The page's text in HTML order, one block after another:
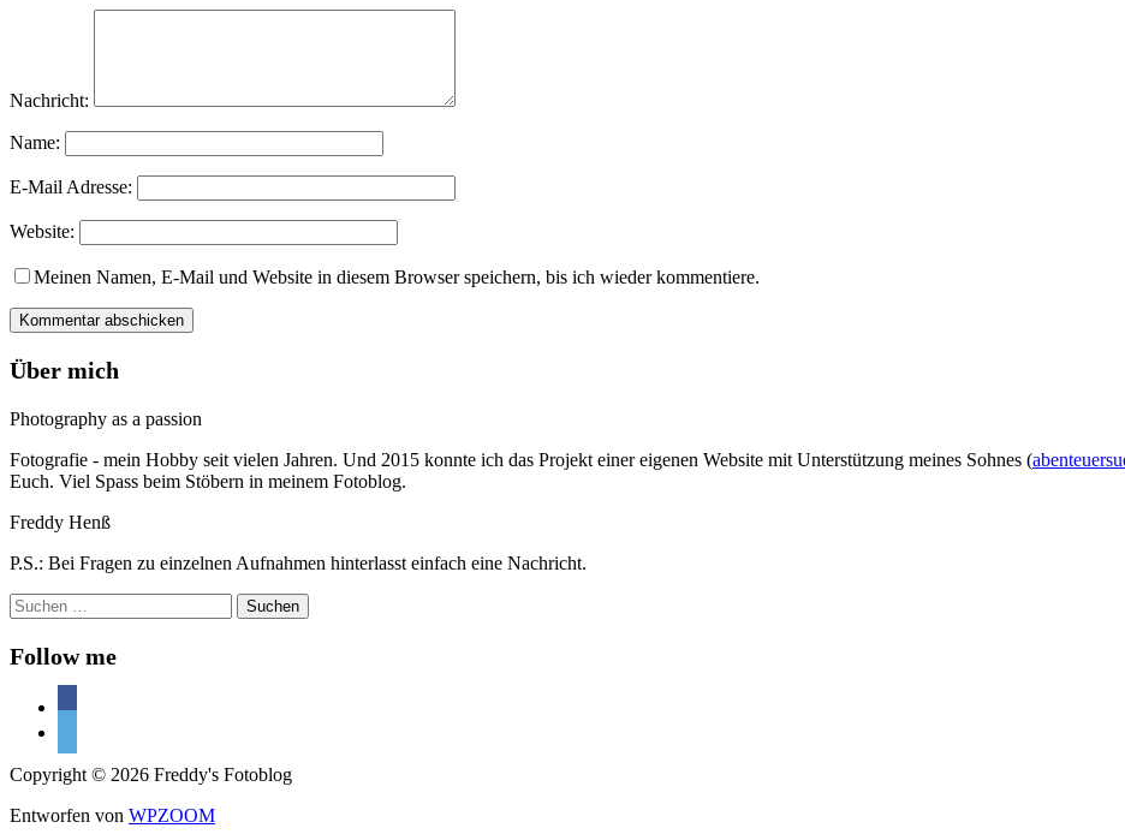
Nachricht:
Name:
E-Mail Adresse:
Website:
Meinen Namen, E-Mail und Website in diesem Browser speichern, bis ich wieder kommentiere.
Über mich
Photography as a passion
Fotografie - mein Hobby seit vielen Jahren. Und 2015 konnte ich das Projekt einer eigenen Website mit Unterstützung meines Sohnes (
Euch. Viel Spass beim Stöbern in meinem Fotoblog.
Freddy Henß
P.S.: Bei Fragen zu einzelnen Aufnahmen hinterlasst einfach eine Nachricht.
Suchen
nach:
Follow me
Copyright © 2026 Freddy's Fotoblog
Entworfen von WPZOOM